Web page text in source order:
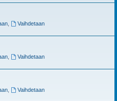
,
Vaihdetaan
,
Vaihdetaan
,
Vaihdetaan